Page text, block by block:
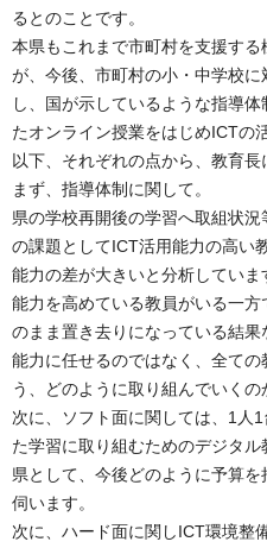
るとのことです。
本県もこれまで市町村を支援す
が、今後、市町村の小・中学校
し、国が示しているような指導
たオンライン授業をはじめICTの
以下、それぞれの点から、教育長
まず、指導体制に関して。
県の学校再開後の学習へ取組状
の課題としてICT活用能力の高い
能力の差が大きいと分析してい
能力を高めている教員がいる一
のまま置き去りになっている結
能力に任せるのではなく、全て
う、どのように取り組んでいくの
次に、ソフト面に関しては、1人
た学習に取り組むためのデジタル
県として、今後どのように予算
伺います。
次に、ハード面に関しICT環境整